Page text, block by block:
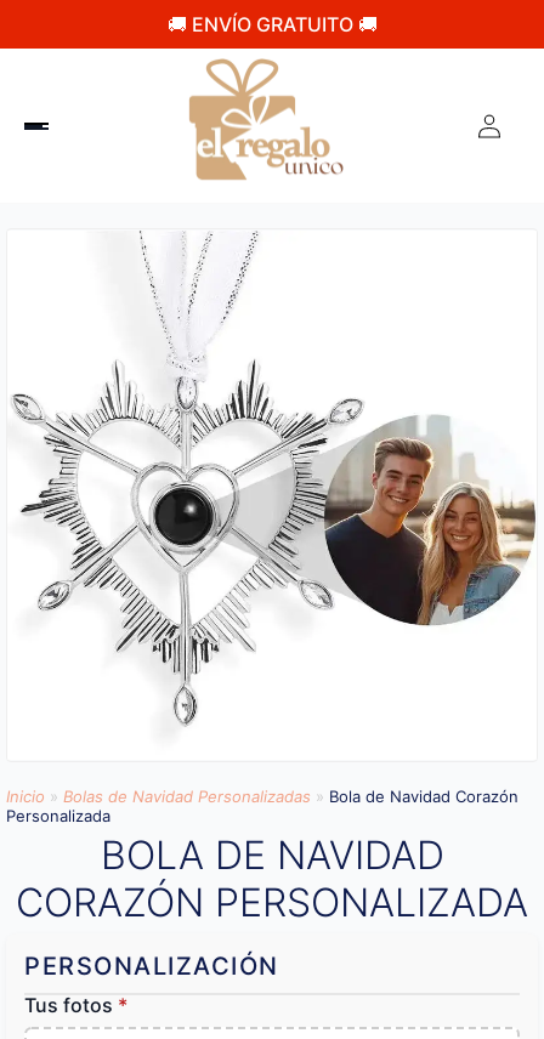
🚚 ENVÍO GRATUITO 🚚
Inicio » Bolas de Navidad Personalizadas » Bola de Navidad Corazón
Personalizada
BOLA DE NAVIDAD
CORAZÓN PERSONALIZADA
PERSONALIZACIÓN
Tus fotos *